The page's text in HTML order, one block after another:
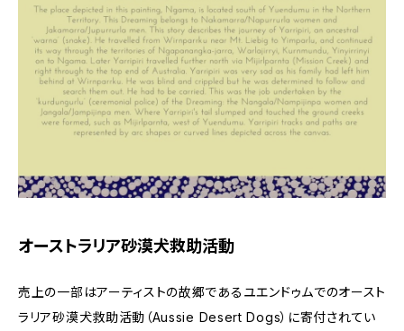
オーストラリア砂漠犬救助活動
売上の一部はアーティストの故郷であるユエンドゥムでのオースト
ラリア砂漠犬救助活動（Aussie Desert Dogs）に寄付されてい